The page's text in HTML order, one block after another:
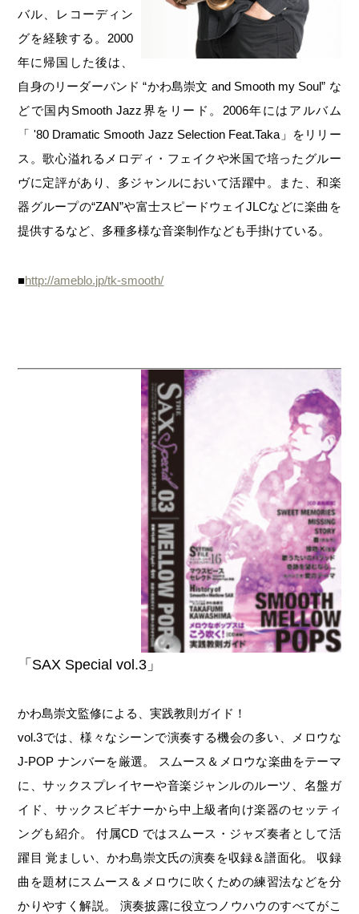
バル、レコーディン
グを経験する。2000
年に帰国した後は、
自身のリーダーバンド “かわ島崇文 and Smooth my Soul” な
どで国内Smooth Jazz界をリード。2006年にはアルバム
「 '80 Dramatic Smooth Jazz Selection Feat.Taka」をリリー
ス。歌心溢れるメロディ・フェイクや米国で培ったグルー
ヴに定評があり、多ジャンルにおいて活躍中。また、和楽
器グループの“ZAN”や富士スピードウェイJLCなどに楽曲を
提供するなど、多種多様な音楽制作なども手掛けている。
■http://ameblo.jp/tk-smooth/
「SAX Special vol.3」
かわ島崇文監修による、実践教則ガイド！
vol.3では、様々なシーンで演奏する機会の多い、メロウな
J-POP ナンバーを厳選。 スムース＆メロウな楽曲をテーマ
に、サックスプレイヤーや音楽ジャンルのルーツ、名盤ガ
イド、サックスビギナーから中上級者向け楽器のセッティ
ングも紹介。 付属CD ではスムース・ジャズ奏者として活
躍目 覚ましい、かわ島崇文氏の演奏を収録＆譜面化。 収録
曲を題材にスムース＆メロウに吹くための練習法などを分
かりやすく解説。 演奏披露に役立つノウハウのすべてがこ